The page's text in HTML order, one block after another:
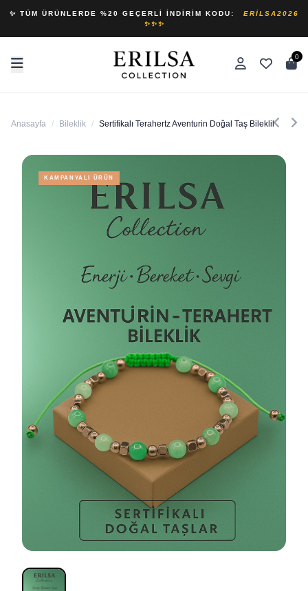
✨ TÜM ÜRÜNLERDE %20 GEÇERLI İNDIRIM KODU:
ERILSA2026
✨✨✨
0
Anasayfa / Bileklik / Sertifikalı Terahertz Aventurin Doğal Taş Bileklik - Enerji
KAMPANYALI ÜRÜN